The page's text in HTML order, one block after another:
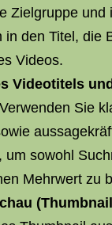
Zielgruppe und
in den Titel, die
Videos.
Videotitels
Verwenden Sie
um sowohl
Mehrwert zu